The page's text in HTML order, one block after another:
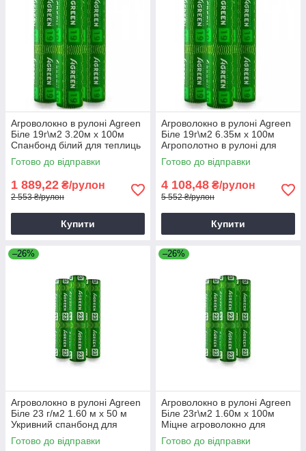
Агроволокно в рулоні Agreen
Біле 19г\м2 3.20м х 100м
Спанбонд білий для теплиць
Готово до відправки
1 889,22 ₴/рулон
2 553 ₴/рулон
Купити
Агроволокно в рулоні Agreen
Біле 19г\м2 6.35м х 100м
Агрополотно в рулоні для
городу
Готово до відправки
4 108,48 ₴/рулон
5 552 ₴/рулон
Купити
–26%
Агроволокно в рулоні Agreen
Біле 23 г/м2 1.60 м х 50 м
Укривний спанбонд для
грядок
Готово до відправки
–26%
Агроволокно в рулоні Agreen
Біле 23г\м2 1.60м х 100м
Міцне агроволокно для
укриття саджанців
Готово до відправки